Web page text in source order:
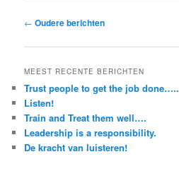
Berichtnavigatie
← Oudere berichten
MEEST RECENTE BERICHTEN
Trust people to get the job done…..
Listen!
Train and Treat them well….
Leadership is a responsibility.
De kracht van luisteren!